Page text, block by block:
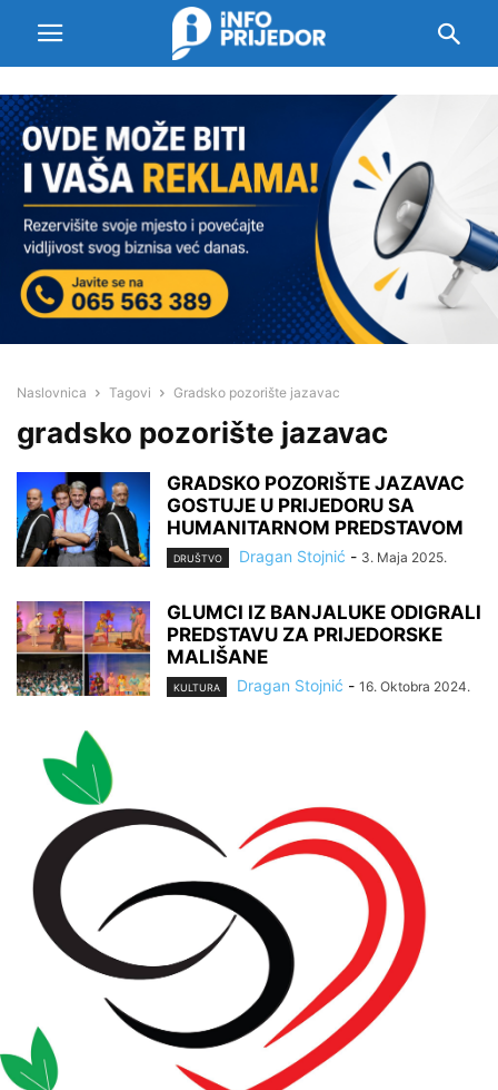
Naslovnica Tagovi Gradsko pozorište jazavac
gradsko pozorište jazavac
GRADSKO POZORIŠTE JAZAVAC
GOSTUJE U PRIJEDORU SA
HUMANITARNOM PREDSTAVOM
DRUŠTVO Dragan Stojnić - 3. Maja 2025.
GLUMCI IZ BANJALUKE ODIGRALI
PREDSTAVU ZA PRIJEDORSKE
MALIŠANE
KULTURA Dragan Stojnić - 16. Oktobra 2024.